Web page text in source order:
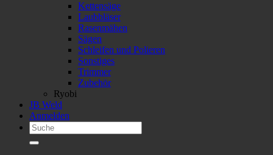
Kettensäge
Laubbläser
Rasenmähen
Sägen
Schleifen und Polieren
Sonstiges
Trimmer
Zubehör
Ryobi
JB Weld
Anmelden
Suchen
nach: